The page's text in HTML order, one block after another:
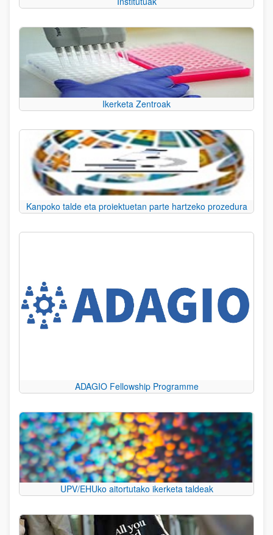
Ikerketa Zentroak
Kanpoko talde eta proiektuetan parte hartzeko prozedura
ADAGIO Fellowship Programme
UPV/EHUko aitortutako ikerketa taldeak